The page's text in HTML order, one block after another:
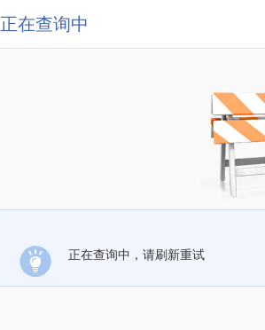
正在查询中
正在查询中，请刷新重试